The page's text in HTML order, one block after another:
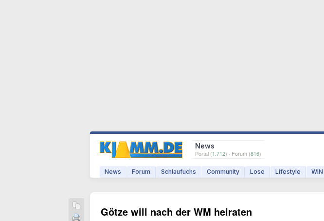
News
Portal (1.712) · Forum (816)
News Forum Schlaufuchs Community Lose Lifestyle WIN
Götze will nach der WM heiraten